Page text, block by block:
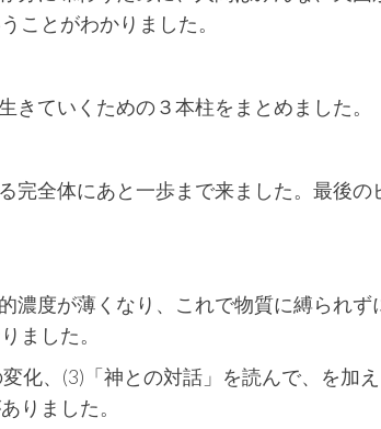
ことがわかりました。
いくための３本柱をまとめました。
体にあと一歩まで来ました。最後の
が薄くなり、これで物質に縛られず
ました。
(3)「神との対話」を読んで、を加え
りました。